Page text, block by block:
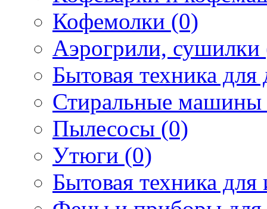
Кофемолки (0)
Аэрогрили, сушилки
Бытовая техника
Стиральные машины
Пылесосы (0)
Утюги (0)
Бытовая техника